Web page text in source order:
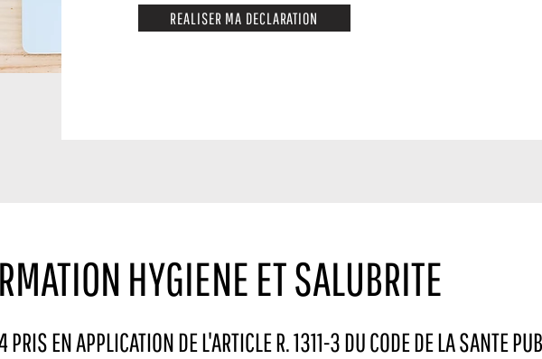
REALISER MA DECLARATION
HYGIENE ET SALUBRITE
EN APPLICATION DE L'ARTICLE R. 1311-3 DU CODE DE LA SANTE